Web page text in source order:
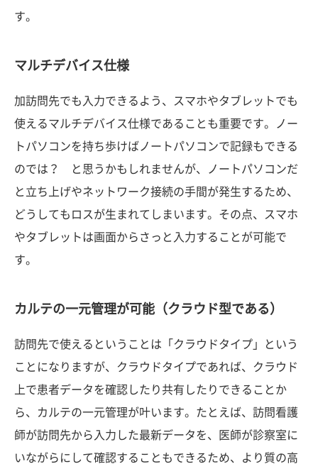
す。
マルチデバイス仕様
加訪問先でも入力できるよう、スマホやタブレットでも
使えるマルチデバイス仕様であることも重要です。ノー
トパソコンを持ち歩けばノートパソコンで記録もできる
のでは？ と思うかもしれませんが、ノートパソコンだ
と立ち上げやネットワーク接続の手間が発生するため、
どうしてもロスが生まれてしまいます。その点、スマホ
やタブレットは画面からさっと入力することが可能で
す。
カルテの一元管理が可能（クラウド型である）
訪問先で使えるということは「クラウドタイプ」という
ことになりますが、クラウドタイプであれば、クラウド
上で患者データを確認したり共有したりできることか
ら、カルテの一元管理が叶います。たとえば、訪問看護
師が訪問先から入力した最新データを、医師が診察室に
いながらにして確認することもできるため、より質の高